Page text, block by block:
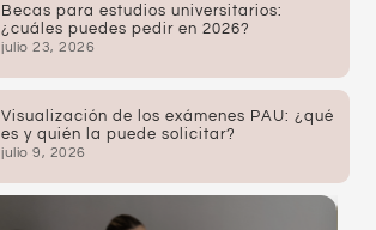
Becas para estudios universitarios:
¿cuáles puedes pedir en 2026?
julio 23, 2026
Visualización de los exámenes PAU: ¿qué
es y quién la puede solicitar?
julio 9, 2026